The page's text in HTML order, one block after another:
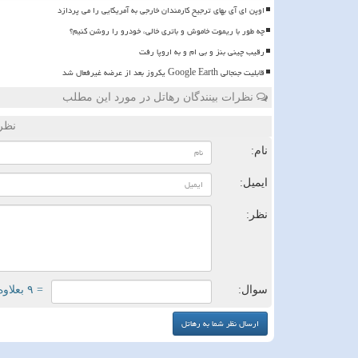
اوپن ای آی بهای ترجیح کارمندان خارجی به آمریکایی را می پردازد
چه طور با ریموت خاموش و باتری خالی، خودرو را روشن کنیم؟
رقیب چینی بنز و بی ام و به اروپا رفت
قابلیت جنجالی Google Earth یکروز بعد از عرضه غیرفعال شد
نظرات بینندگان رهاتل در مورد این مطلب
نام:
ایمیل:
نظر:
سوال: = ۹ بعلاوه ۳